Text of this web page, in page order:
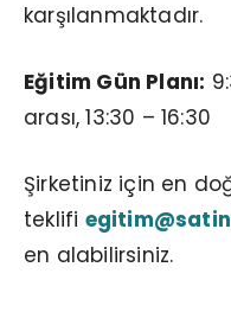
karşılanmaktadır.
Eğitim Gün Planı:
arası, 13:30 – 16:30
Şirketiniz için en
teklifi
en alabilirsiniz.